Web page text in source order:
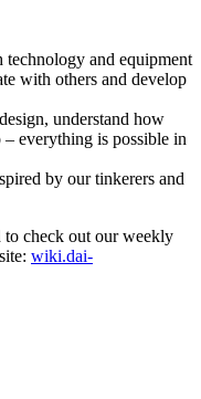
and equipment
with others and develop
understand how
everything is possible in
by our tinkerers and
to check out our weekly
wiki.dai-